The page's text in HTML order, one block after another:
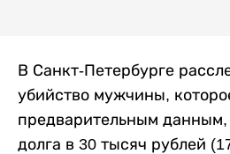
В Санкт-Петербурге
убийство мужчины,
предварительным данным,
долга в 30 тысяч рублей